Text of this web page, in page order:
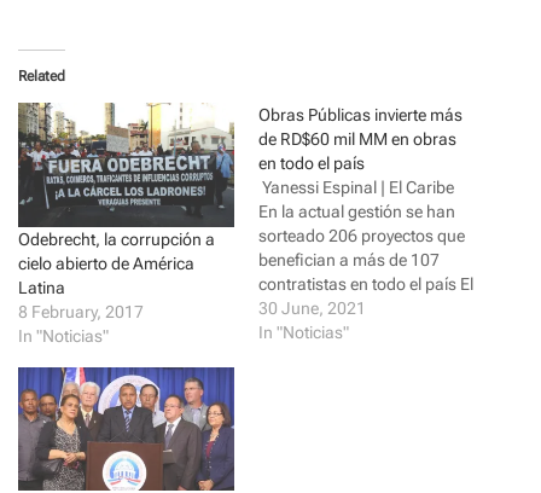
t
o
s
a
r
e
o
n
T
w
i
t
e
r
(
O
p
e
n
s
i
n
n
e
w
w
r
e
o
n
F
a
c
e
b
o
k
(
e
n
s
i
n
n
e
w
Related
Odebrecht, la corrupción a
cielo abierto de América
Latina
8 February, 2017
In "Noticias"
Obras Públicas invierte más
de RD$60 mil MM en obras
en todo el país
Yanessi Espinal | El Caribe
En la actual gestión se han
sorteado 206 proyectos que
benefician a más de 107
contratistas en todo el país El
ministro de Obras Públicas y
Comunicaciones, Deligne
30 June, 2021
In "Noticias"